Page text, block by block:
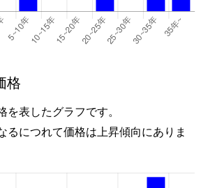
格
表したグラフです。
るにつれて価格は上昇傾向にありま